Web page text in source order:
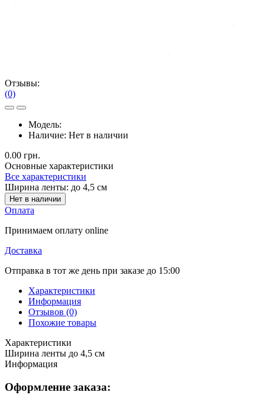
Отзывы:
(0)
Модель:
Наличие: Нет в наличии
0.00 грн.
Основные характеристики
Все характеристики
Ширина ленты: до 4,5 см
Нет в наличии
Оплата
Принимаем оплату online
Доставка
Отправка в тот же день при заказе до 15:00
Характеристики
Информация
Отзывов (0)
Похожие товары
Характеристики
Ширина ленты до 4,5 см
Информация
Оформление заказа: